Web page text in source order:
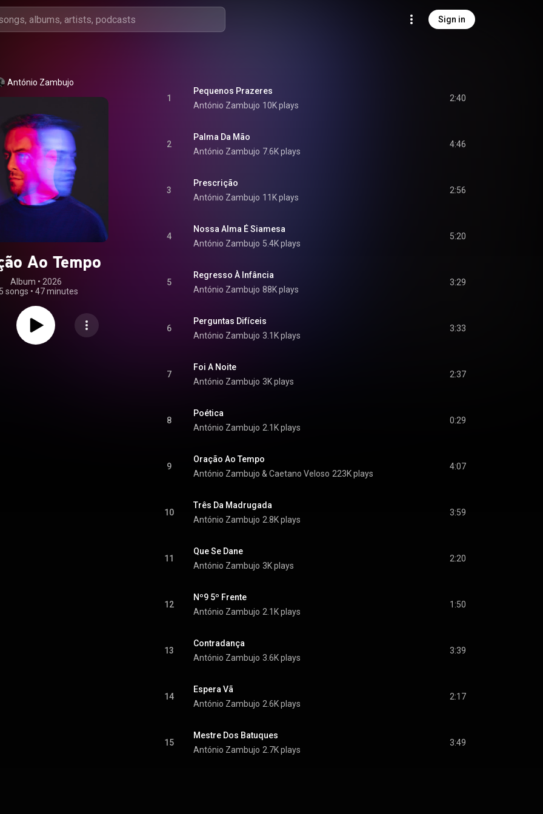
Sign in
António Zambujo
Ao Tempo
Album • 2026
songs • 47 minutes
1
Pequenos Prazeres
António Zambujo 10K plays
2:40
2
Palma Da Mão
António Zambujo 7.6K plays
4:46
3
Prescrição
António Zambujo 11K plays
2:56
4
Nossa Alma É Siamesa
António Zambujo 5.4K plays
5:20
5
Regresso À Infância
António Zambujo 88K plays
3:29
6
Perguntas Difíceis
António Zambujo 3.1K plays
3:33
7
Foi A Noite
António Zambujo 3K plays
2:37
8
Poética
António Zambujo 2.1K plays
0:29
9
Oração Ao Tempo
António Zambujo & Caetano Veloso 223K plays
4:07
10
Três Da Madrugada
António Zambujo 2.8K plays
3:59
11
Que Se Dane
António Zambujo 3K plays
2:20
12
Nº9 5º Frente
António Zambujo 2.1K plays
1:50
13
Contradança
António Zambujo 3.6K plays
3:39
14
Espera Vã
António Zambujo 2.6K plays
2:17
15
Mestre Dos Batuques
António Zambujo 2.7K plays
3:49